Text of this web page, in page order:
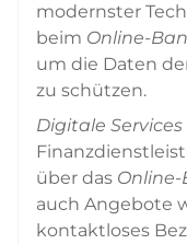
modernster
beim Online-
um die Daten
zu schützen.
Digitale Services
über das
auch Angebote
kontaktloses